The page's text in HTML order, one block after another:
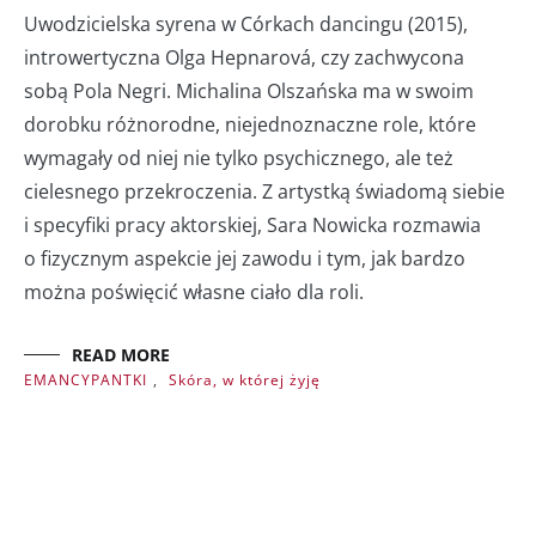
Uwodzicielska syrena w Córkach dancingu (2015),
introwertyczna Olga Hepnarová, czy zachwycona
sobą Pola Negri. Michalina Olszańska ma w swoim
dorobku różnorodne, niejednoznaczne role, które
wymagały od niej nie tylko psychicznego, ale też
cielesnego przekroczenia. Z artystką świadomą siebie
i specyfiki pracy aktorskiej, Sara Nowicka rozmawia
o fizycznym aspekcie jej zawodu i tym, jak bardzo
można poświęcić własne ciało dla roli.
READ MORE
EMANCYPANTKI , Skóra, w której żyję